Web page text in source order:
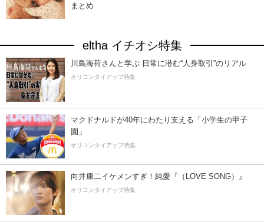
まとめ
eltha イチオシ特集
川島海荷さんと学ぶ 日常に潜む“人身取引”のリアル
オリコンタイアップ特集
マクドナルドが40年にわたり支える「小学生の甲子
園」
オリコンタイアップ特集
向井康二イケメンすぎ！純愛『（LOVE SONG）』
オリコンタイアップ特集